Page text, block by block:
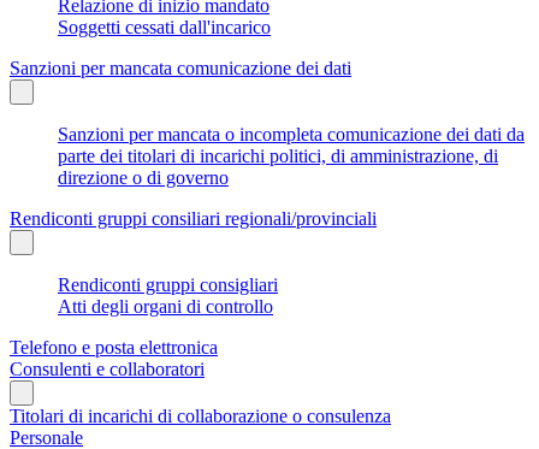
Relazione di inizio mandato
Soggetti cessati dall'incarico
Sanzioni per mancata comunicazione dei dati
Sanzioni per mancata o incompleta comunicazione dei dati da
parte dei titolari di incarichi politici, di amministrazione, di
direzione o di governo
Rendiconti gruppi consiliari regionali/provinciali
Rendiconti gruppi consigliari
Atti degli organi di controllo
Telefono e posta elettronica
Consulenti e collaboratori
Titolari di incarichi di collaborazione o consulenza
Personale